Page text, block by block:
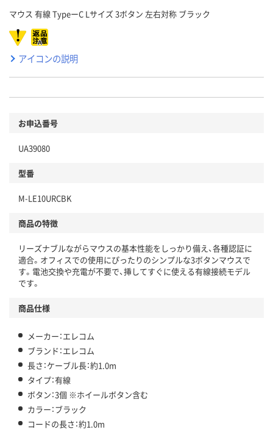
マウス 有線 TypeーC Lサイズ 3ボタン 左右対称 ブラック
アイコンの説明
お申込番号
UA39080
型番
M-LE10URCBK
商品の特徴
リーズナブルながらマウスの基本性能をしっかり備え、各種認証に
適合。オフィスでの使用にぴったりのシンプルな3ボタンマウスで
す。電池交換や充電が不要で、挿してすぐに使える有線接続モデル
です。
商品仕様
メーカー：エレコム
ブランド：エレコム
長さ：ケーブル長：約1.0m
タイプ：有線
ボタン：3個 ※ホイールボタン含む
カラー：ブラック
コードの長さ：約1.0m